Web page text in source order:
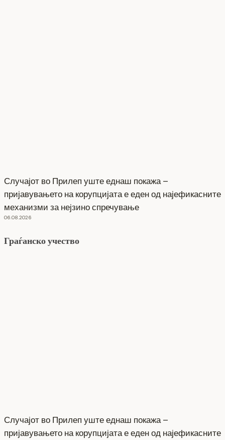
Случајот во Прилеп уште еднаш покажа –
пријавувањето на корупцијата е еден од најефикасните
механизми за нејзино спречување
06.08.2026
Граѓанско учество
Случајот во Прилеп уште еднаш покажа –
пријавувањето на корупцијата е еден од најефикасните